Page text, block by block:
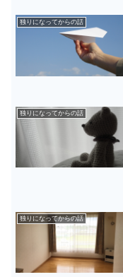
独りになってからの話
独りになってからの話
独りになってからの話